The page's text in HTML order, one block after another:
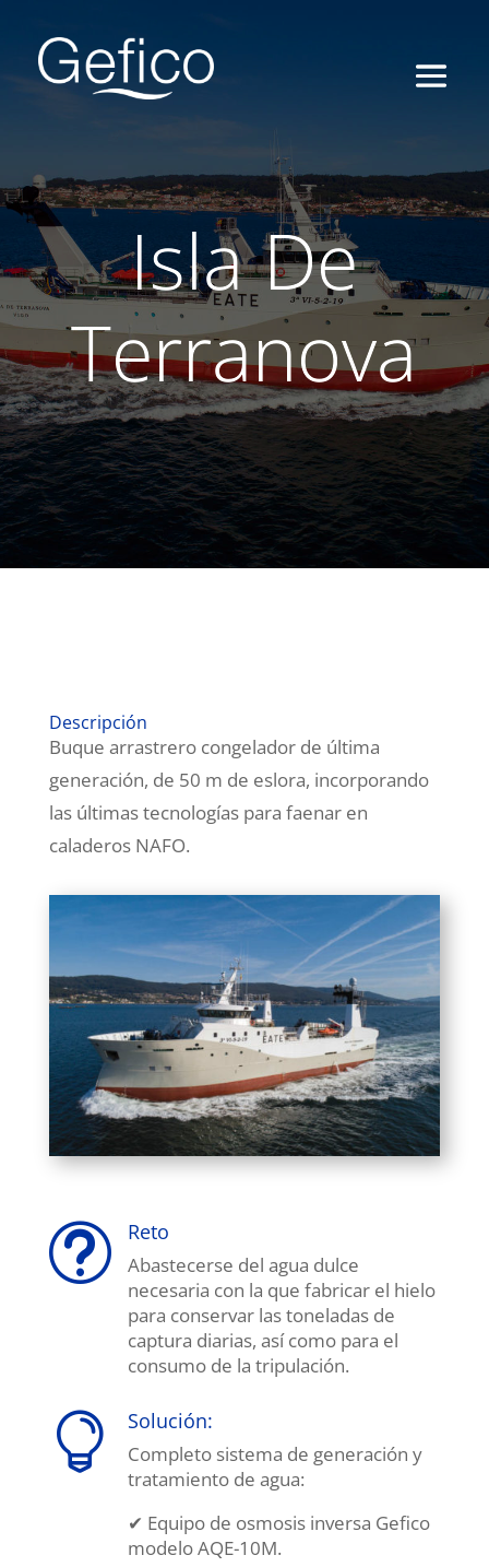
Isla De
Terranova
Descripción
Buque arrastrero congelador de última
generación, de 50 m de eslora, incorporando
las últimas tecnologías para faenar en
caladeros NAFO.
t Reto
Abastecerse del agua dulce
necesaria con la que fabricar el hielo
para conservar las toneladas de
captura diarias, así como para el
consumo de la tripulación.
 Solución:
Completo sistema de generación y
tratamiento de agua:
✔ Equipo de osmosis inversa Gefico
modelo AQE-10M.